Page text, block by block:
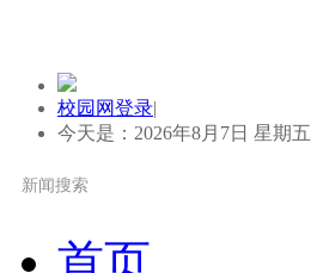
校园网登录|
今天是：2026年8月7日 星期五
首页